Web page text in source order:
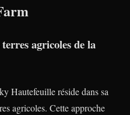
agricoles de la
Hautefeuille réside dans sa
agricoles. Cette approche